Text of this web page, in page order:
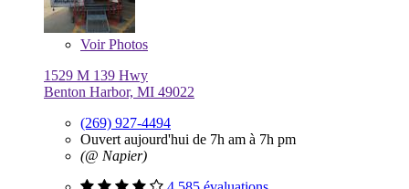
VoirPhotos
1529 M 139 Hwy
Benton Harbor, MI 49022
(269) 927-4494
Ouvert aujourd'hui de 7h am à 7h pm
(@ Napier)